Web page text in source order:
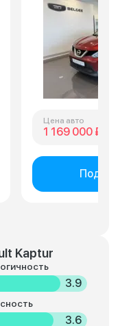
Цена авто
1 169 000 ₽
Kaptur
3.9
3.6